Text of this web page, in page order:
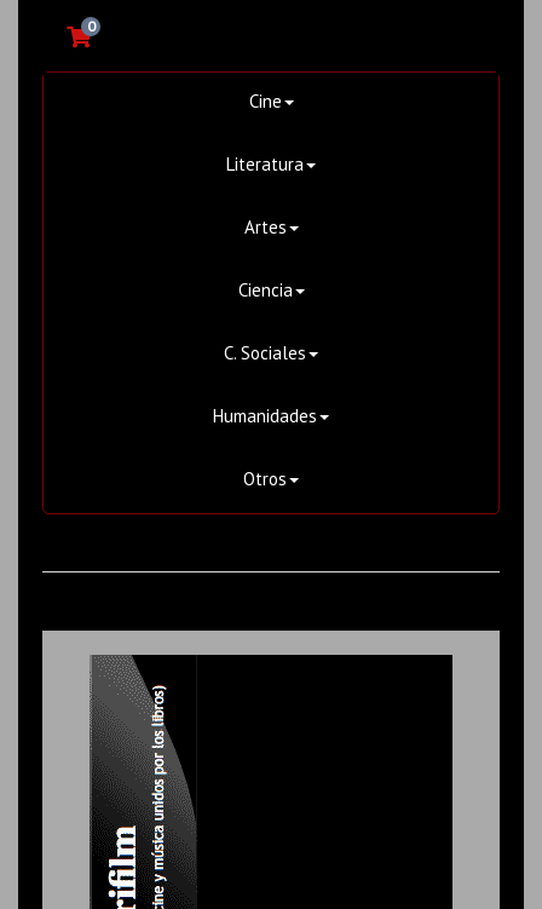
0
Cine
Literatura
Artes
Ciencia
C. Sociales
Humanidades
Otros